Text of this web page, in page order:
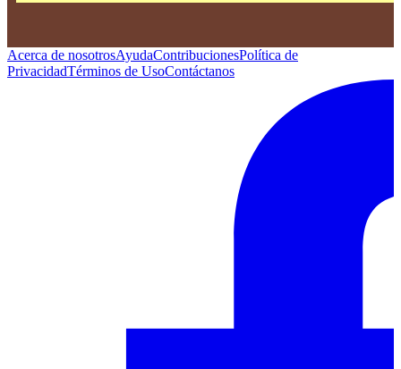
Acerca de nosotrosAyudaContribucionesPolítica de
PrivacidadTérminos de UsoContáctanos